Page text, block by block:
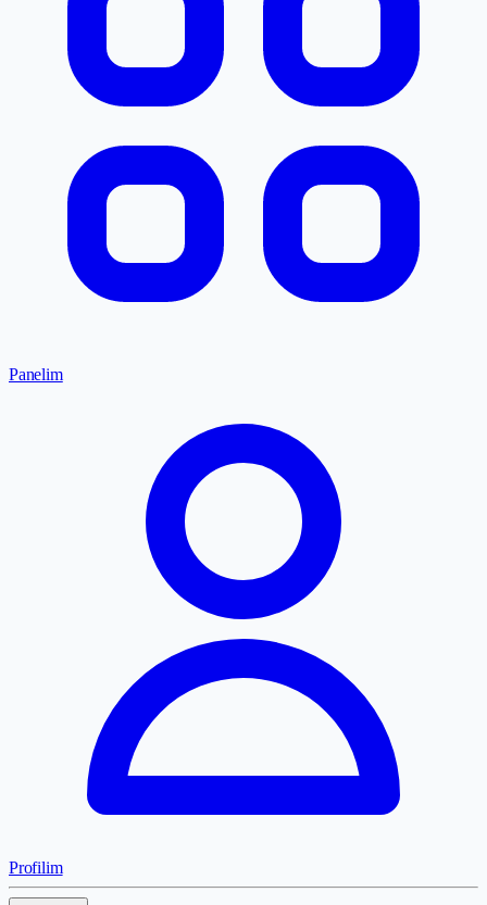
Panelim
Profilim